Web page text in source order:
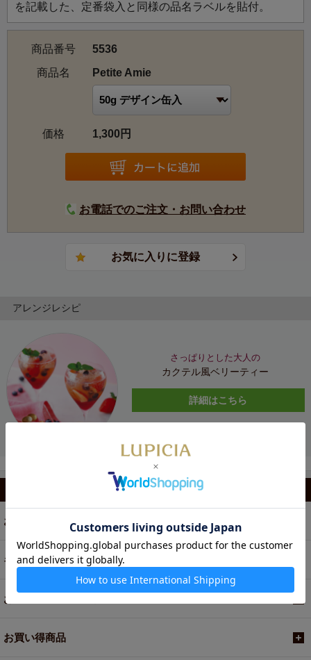
を記載した、定番袋入と同様の品名ラベルを貼付。
商品番号
5536
商品名
Petite Amie
価格 1,300円
お電話でのご注文・お問い合わせ
アレンジレシピ
さっぱりとした大人の
カクテル風ベリーティー
詳細はこちら
お茶
ギフト
お菓子・食品・飲料
お買い得商品